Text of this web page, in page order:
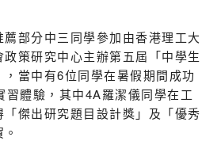
部分中三同學參加由香港理工大
策研究中心主辦第五屆「中學生
當中有6位同學在暑假期間成功
習體驗，其中4A羅潔儀同學在工
傑出研究題目設計獎」及「優秀